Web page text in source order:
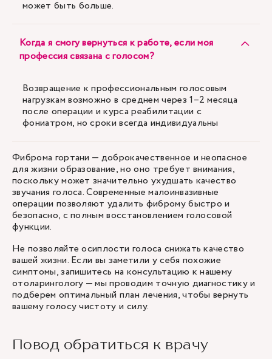
может быть больше.
Когда я смогу вернуться к работе, если моя
профессия связана с голосом?
Возвращение к профессиональным голосовым
нагрузкам возможно в среднем через 1–2 месяца
после операции и курса реабилитации с
фониатром, но сроки всегда индивидуальны
Фиброма гортани — доброкачественное и неопасное
для жизни образование, но оно требует внимания,
поскольку может значительно ухудшать качество
звучания голоса. Современные малоинвазивные
операции позволяют удалить фиброму быстро и
безопасно, с полным восстановлением голосовой
функции.
Не позволяйте осиплости голоса снижать качество
вашей жизни. Если вы заметили у себя похожие
симптомы, запишитесь на консультацию к нашему
отоларингологу — мы проводим точную диагностику и
подберем оптимальный план лечения, чтобы вернуть
вашему голосу чистоту и силу.
Повод обратиться к врачу